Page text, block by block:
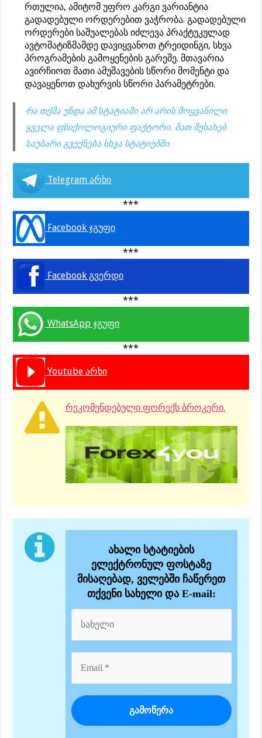
რთულია, ამიტომ უფრო კარგი ვარიანტია
გადადებული ორდერებით ვაჭრობა. გადადებული
ორდერები საშუალებას იძლევა პრაქტუკულად
ავტომატიზმამდე დავიყვანოთ ტრეიდინგი, სხვა
პროგრამების გამოყენების გარეშე. მთავარია
ავირჩიოთ მათი ამუშავების სწორი მომენტი და
დავაყენოთ დახურვის სწორი პარამეტრები.
რა თქმა უნდა ამ სტატიაში არ არის მოყვანილი
ყველა ფსიქოლოგიური ფაქტორი. მათ შესახებ
საუბარი გვექნება სხვა სტატიებში.
Telegram არხი
***
Facebook ჯგუფი
***
Facebook გვერდი
***
WhatsApp ჯგუფი
***
Youtube არხი
რეკომენდებული ფორექს ბროკერი.
ახალი სტატიების
ელექტრონულ ფოსტაზე
მისაღებად, ველებში ჩაწერეთ
თქვენი სახელი და E-mail: